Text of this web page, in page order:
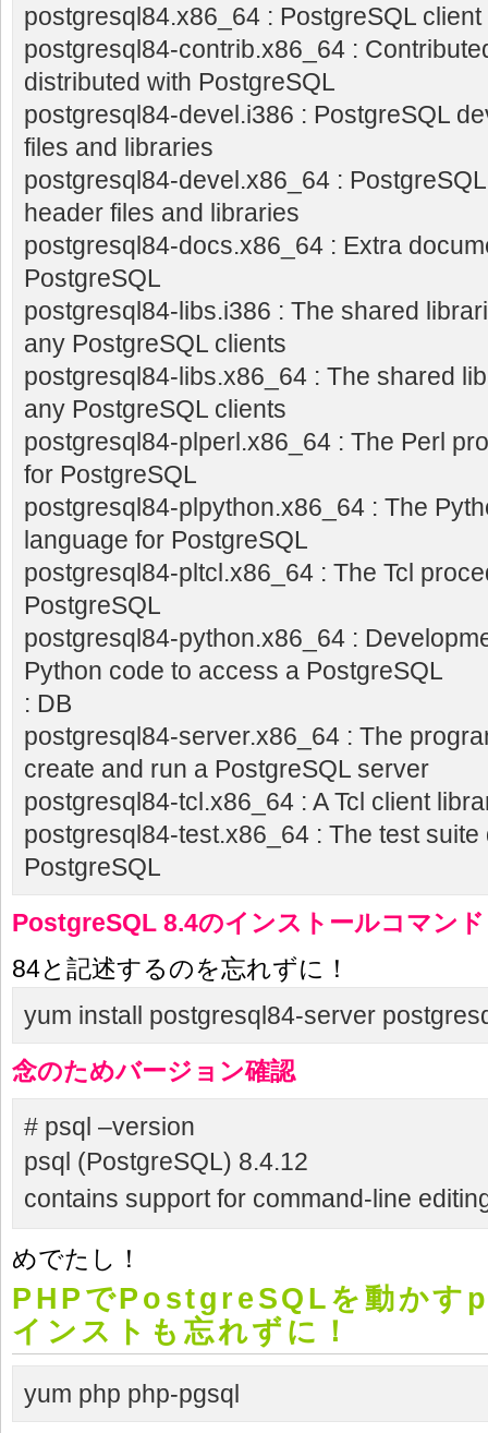
postgresql84.x86_64 : PostgreSQL
postgresql84-contrib.x86_64 :
distributed with PostgreSQL
postgresql84-devel.i386 : PostgreSQL
files and libraries
postgresql84-devel.x86_64 :
header files and libraries
postgresql84-docs.x86_64 : Extra
PostgreSQL
postgresql84-libs.i386 : The shared
any PostgreSQL clients
postgresql84-libs.x86_64 : The shared
any PostgreSQL clients
postgresql84-plperl.x86_64 : The Perl
for PostgreSQL
postgresql84-plpython.x86_64 : The
language for PostgreSQL
postgresql84-pltcl.x86_64 : The Tcl
PostgreSQL
postgresql84-python.x86_64 :
Python code to access a PostgreSQL
: DB
postgresql84-server.x86_64 : The
create and run a PostgreSQL server
postgresql84-tcl.x86_64 : A Tcl client
postgresql84-test.x86_64 : The test suite
PostgreSQL
PostgreSQL 8.4のインストールコマンド
84と記述するのを忘れずに！
yum install postgresql84-server
念のためバージョン確認
# psql –version
psql (PostgreSQL) 8.4.12
contains support for command-line
めでたし！
PHPでPostgreSQLを動か
インストも忘れずに！
yum php php-pgsql